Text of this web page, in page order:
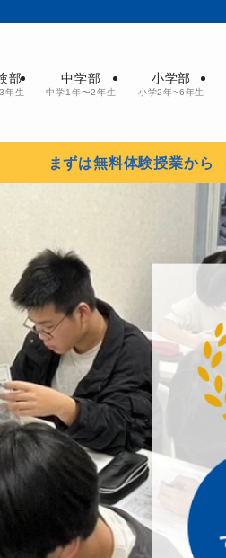
部
年生
中学部
中学1年〜2年生
小学部
小学2年~6年生
まずは無料体験授業から